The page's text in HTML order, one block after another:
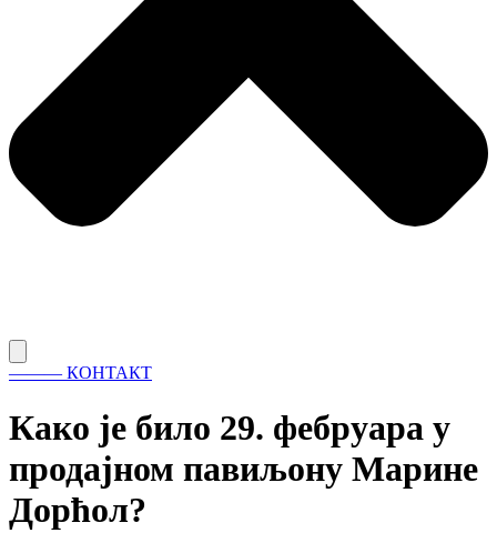
——— КОНТАКТ
Како је било 29. фебруара у
продајном павиљону Марине
Дорћол?